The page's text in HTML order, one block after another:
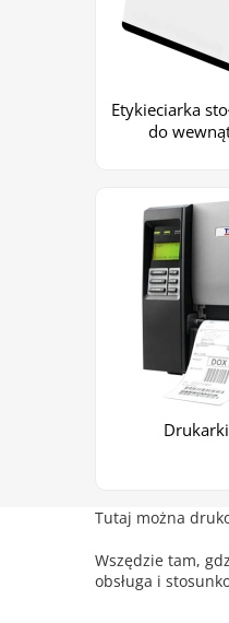
Etykieciarka
do
Tutaj można
Wszędzie tam,
obsługa i